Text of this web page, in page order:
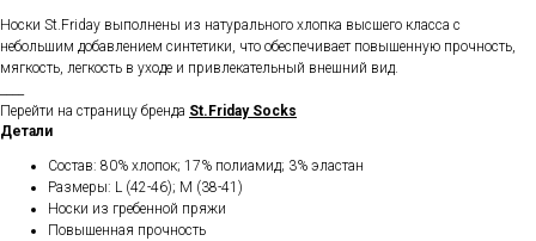
Носки St.Friday выполнены из натурального хлопка высшего класса с
небольшим добавлением синтетики, что обеспечивает повышенную прочность,
мягкость, легкость в уходе и привлекательный внешний вид.
Перейти на страницу бренда St.Friday Socks
Детали
Состав: 80% хлопок; 17% полиамид; 3% эластан
Размеры: L (42-46); M (38-41)
Носки из гребенной пряжи
Повышенная прочность